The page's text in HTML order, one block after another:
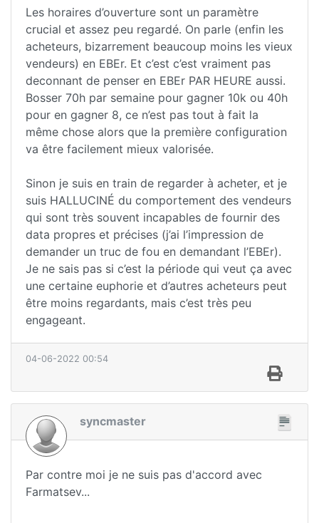
Les horaires d’ouverture sont un paramètre
crucial et assez peu regardé. On parle (enfin les
acheteurs, bizarrement beaucoup moins les vieux
vendeurs) en EBEr. Et c’est c’est vraiment pas
deconnant de penser en EBEr PAR HEURE aussi.
Bosser 70h par semaine pour gagner 10k ou 40h
pour en gagner 8, ce n’est pas tout à fait la
même chose alors que la première configuration
va être facilement mieux valorisée.
Sinon je suis en train de regarder à acheter, et je
suis HALLUCINÉ du comportement des vendeurs
qui sont très souvent incapables de fournir des
data propres et précises (j’ai l’impression de
demander un truc de fou en demandant l’EBEr).
Je ne sais pas si c’est la période qui veut ça avec
une certaine euphorie et d’autres acheteurs peut
être moins regardants, mais c’est très peu
engageant.
04-06-2022 00:54
syncmaster
Par contre moi je ne suis pas d'accord avec
Farmatsev...